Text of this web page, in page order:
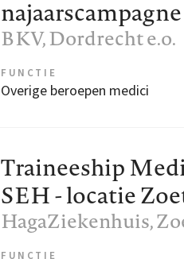
BKV, Dordrecht e.o.
FUNCTIE
Overige beroepen medici
Traineeship
SEH - locatie
HagaZiekenhuis,
FUNCTIE